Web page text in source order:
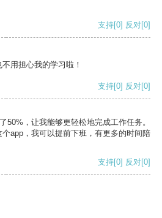
支持[0] 反对[0]
用担心我的学习啦！
支持[0] 反对[0]
50%，让我能够更轻松地完成工作任务。
app，我可以提前下班，有更多的时间陪
支持[0] 反对[0]